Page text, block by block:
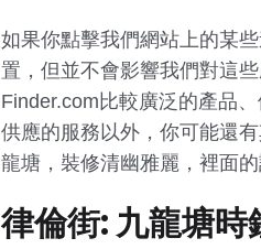
如果你點擊我們網站上的某
置，但並不會影響我們對這
Finder.com比較廣泛的產品
供應的服務以外，你可能還
龍塘，裝修清幽雅麗，裡面
律倫街: 九龍塘